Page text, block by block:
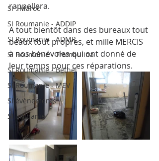
SI : Maroc
SI Roumanie - ADDIP
SI Roumanie - ADMR
SI Roumanie - Trambulina
SI Roumanie - Bethel
SI Roumanie - MEV
SI évènements
SI - Albanie
rappellera.
A tout bientôt dans des bureaux tout
beaux tout propres, et mille MERCIS
à nos bénévoles qui ont donné de
leur temps pour ces réparations.